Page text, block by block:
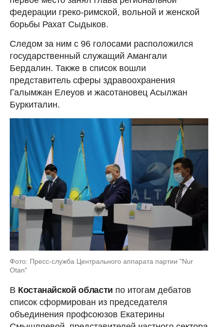
федерации греко-римской, вольной и женской
борьбы Рахат Сыдыков.
Следом за ним с 96 голосами расположился
государственный служащий Амангали
Бердалин. Также в список вошли
представитель сферы здравоохранения
Галымжан Елеуов и жасотановец Асылжан
Буркиталин.
Фото: Пресс-служба Центрального аппарата партии "Nur
Otan"
В Костанайской области по итогам дебатов
список сформирован из председателя
объединения профсоюзов Екатерины